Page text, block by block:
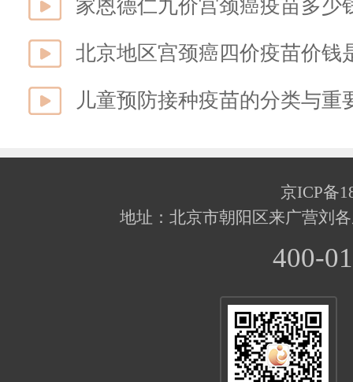
家恩德仁九价宫颈癌疫苗多少
北京地区宫颈癌四价疫苗价钱
儿童预防接种疫苗的分类与重
京ICP备
地址：北京市朝阳区来广营刘
400-